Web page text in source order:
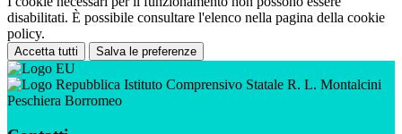
disabilitati. È possibile consultare l'elenco nella pagina della cookie
policy.
Accetta tutti Salva le preferenze
Istituto Comprensivo Statale R. L. Montalcini
Peschiera Borromeo